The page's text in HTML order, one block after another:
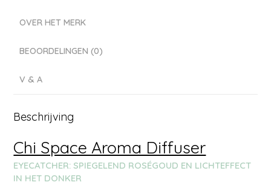
OVER HET MERK
BEOORDELINGEN (0)
V & A
Beschrijving
Chi Space Aroma Diffuser
EYECATCHER: SPIEGELEND ROSÉGOUD EN LICHTEFFECT
IN HET DONKER